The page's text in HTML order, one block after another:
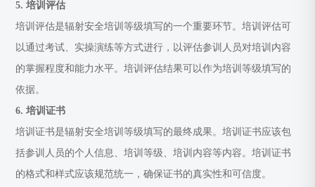
5. 培训评估
培训评估是辐射安全培训等级填写的一个重要环节。培训评估可
以通过考试、实操演练等方式进行，以评估参训人员对培训内容
的掌握程度和能力水平。培训评估结果可以作为培训等级填写的
依据。
6. 培训证书
培训证书是辐射安全培训等级填写的最终成果。培训证书应该包
括参训人员的个人信息、培训等级、培训内容等内容。培训证书
的格式和样式应该规范统一，确保证书的真实性和可信度。